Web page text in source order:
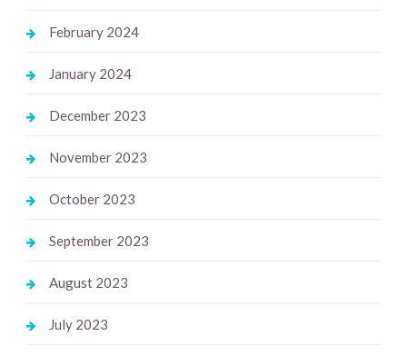
February 2024
January 2024
December 2023
November 2023
October 2023
September 2023
August 2023
July 2023